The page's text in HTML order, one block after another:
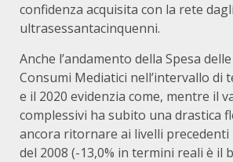
confidenza acquisita con la rete dagli
ultrasessantacinquenni.
Anche l’andamento della Spesa
Consumi Mediatici nell’intervallo di
e il 2020 evidenzia come, mentre il
complessivi ha subito una drastica
ancora ritornare ai livelli precedenti
del 2008 (-13,0% in termini reali è il